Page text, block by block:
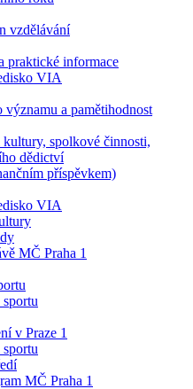
vzdělávání
praktické informace
VIA
a pamětihodnost
spolkové činnosti,
dědictví
příspěvkem)
VIA
MČ Praha 1
v Praze 1
MČ Praha 1